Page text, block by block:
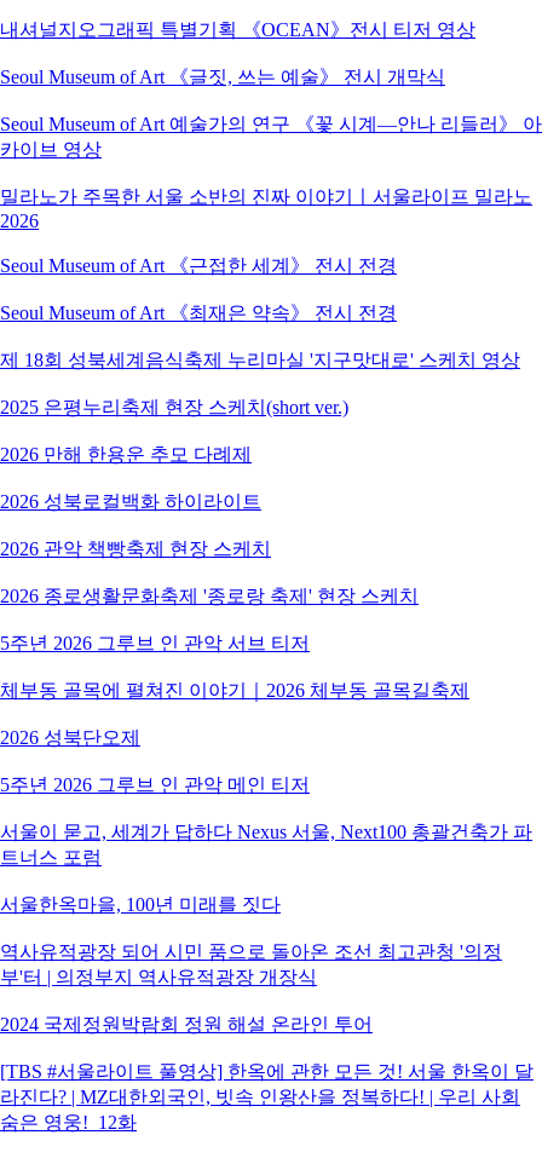
내셔널지오그래픽 특별기획 《OCEAN》전시 티저 영상
Seoul Museum of Art 《글짓, 쓰는 예술》 전시 개막식
Seoul Museum of Art 예술가의 연구 《꽃 시계―안나 리들러》 아
카이브 영상
밀라노가 주목한 서울 소반의 진짜 이야기ㅣ서울라이프 밀라노
2026
Seoul Museum of Art 《근접한 세계》 전시 전경
Seoul Museum of Art 《최재은 약속》 전시 전경
제 18회 성북세계음식축제 누리마실 '지구맛대로' 스케치 영상
2025 은평누리축제 현장 스케치(short ver.)
2026 만해 한용운 추모 다례제
2026 성북로컬백화 하이라이트
2026 관악 책빵축제 현장 스케치
2026 종로생활문화축제 '종로랑 축제' 현장 스케치
5주년 2026 그루브 인 관악 서브 티저
체부동 골목에 펼쳐진 이야기｜2026 체부동 골목길축제
2026 성북단오제
5주년 2026 그루브 인 관악 메인 티저
서울이 묻고, 세계가 답하다 Nexus 서울, Next100 총괄건축가 파
트너스 포럼
서울한옥마을, 100년 미래를 짓다
역사유적광장 되어 시민 품으로 돌아온 조선 최고관청 '의정
부'터 | 의정부지 역사유적광장 개장식
2024 국제정원박람회 정원 해설 온라인 투어
[TBS #서울라이트 풀영상] 한옥에 관한 모든 것! 서울 한옥이 달
라진다? | MZ대한외국인, 빗속 인왕산을 정복하다! | 우리 사회
숨은 영웅!_12화